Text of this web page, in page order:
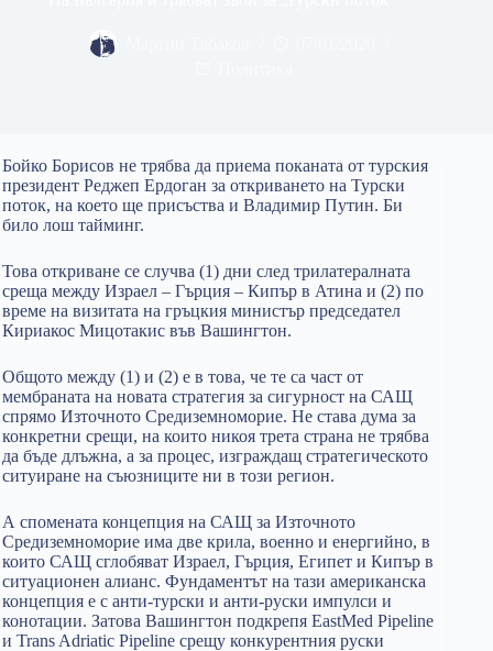
Бойко Борисов не трябва да приема поканата от турския
президент Реджеп Ердоган за откриването на Турски
поток, на което ще присъства и Владимир Путин. Би
било лош тайминг.
Това откриване се случва (1) дни след трилатералната
среща между Израел – Гърция – Кипър в Атина и (2) по
време на визитата на гръцкия министър председател
Кириакос Мицотакис във Вашингтон.
Общото между (1) и (2) е в това, че те са част от
мембраната на новата стратегия за сигурност на САЩ
спрямо Източното Средиземноморие. Не става дума за
конкретни срещи, на които никоя трета страна не трябва
да бъде длъжна, а за процес, изграждащ стратегическото
ситуиране на съюзниците ни в този регион.
А спомената концепция на САЩ за Източното
Средиземноморие има две крила, военно и енергийно, в
които САЩ сглобяват Израел, Гърция, Египет и Кипър в
ситуационен алианс. Фундаментът на тази американска
концепция е с анти-турски и анти-руски импулси и
конотации. Затова Вашингтон подкрепя EastMed Pipeline
и Trans Adriatic Pipeline срещу конкурентния руски